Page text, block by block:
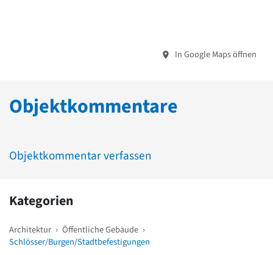
In Google Maps öffnen
Objektkommentare
Objektkommentar verfassen
Kategorien
Architektur › Öffentliche Gebäude ›
Schlösser/Burgen/Stadtbefestigungen